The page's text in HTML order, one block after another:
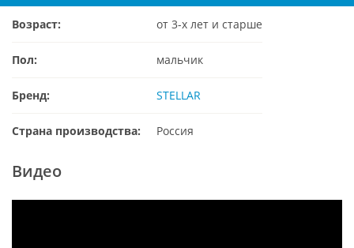
Возраст: от 3-х лет и старше
Пол: мальчик
Бренд: STELLAR
Страна производства: Россия
Видео